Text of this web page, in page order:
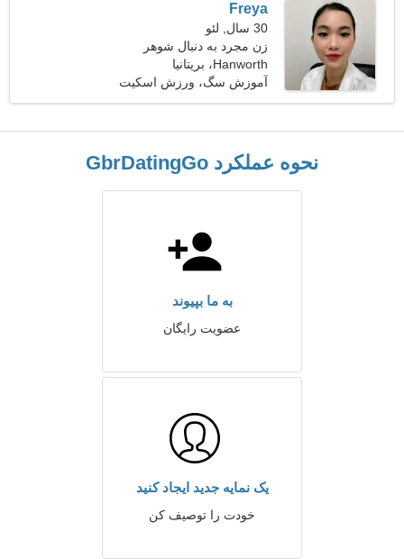
Freya
30 سال, لئو
زن مجرد به دنبال شوهر
Hanworth، بریتانیا
آموزش سگ، ورزش اسکیت
بورد
نحوه عملکرد GbrDatingGo
به ما بپیوند
عضویت رایگان
یک نمایه جدید ایجاد کنید
خودت را توصیف کن